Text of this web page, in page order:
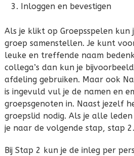
Inloggen en bevestigen
Als je klikt op Groepsspelen kun
groep samenstellen. Je kunt
leuke en treffende naam
collega’s dan kun je
afdeling gebruiken. Maar ook
is ingevuld vul je de namen en
groepsgenoten in. Naast jezelf
groepslid nodig. Als je alle
je naar de volgende stap, stap 2.
Bij Stap 2 kun je de inleg per